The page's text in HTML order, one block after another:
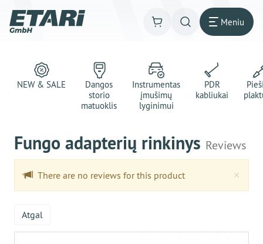
Meniu
NEW & SALE
Dangos
storio
matuoklis
Instrumentas
įmušimų
lyginimui
PDR
kabliukai
Fungo adapterių rinkinys Reviews
×
There are no reviews for this product
Atgal